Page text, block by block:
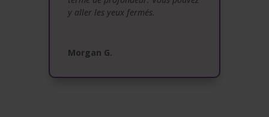
y aller les yeux fermés.
Morgan G.